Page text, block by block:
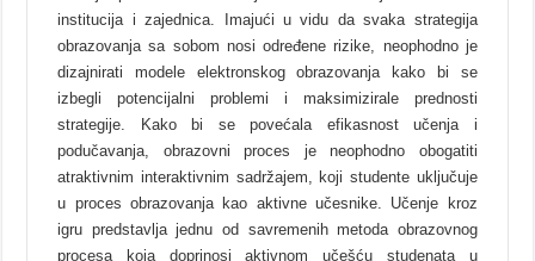
institucija i zajednica. Imajući u vidu da svaka strategija
obrazovanja sa sobom nosi određene rizike, neophodno je
dizajnirati modele elektronskog obrazovanja kako bi se
izbegli potencijalni problemi i maksimizirale prednosti
strategije. Kako bi se povećala efikasnost učenja i
podučavanja, obrazovni proces je neophodno obogatiti
atraktivnim interaktivnim sadržajem, koji studente uključuje
u proces obrazovanja kao aktivne učesnike. Učenje kroz
igru predstavlja jednu od savremenih metoda obrazovnog
procesa koja doprinosi aktivnom učešću studenata u